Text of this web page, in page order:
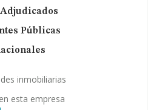
Públicas
inmobiliarias
esta empresa